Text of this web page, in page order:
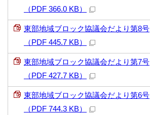
（PDF 366.0 KB）
東部地域ブロック協議会だより第8号
（PDF 445.7 KB）
東部地域ブロック協議会だより第7号
（PDF 427.7 KB）
東部地域ブロック協議会だより第6号
（PDF 744.3 KB）